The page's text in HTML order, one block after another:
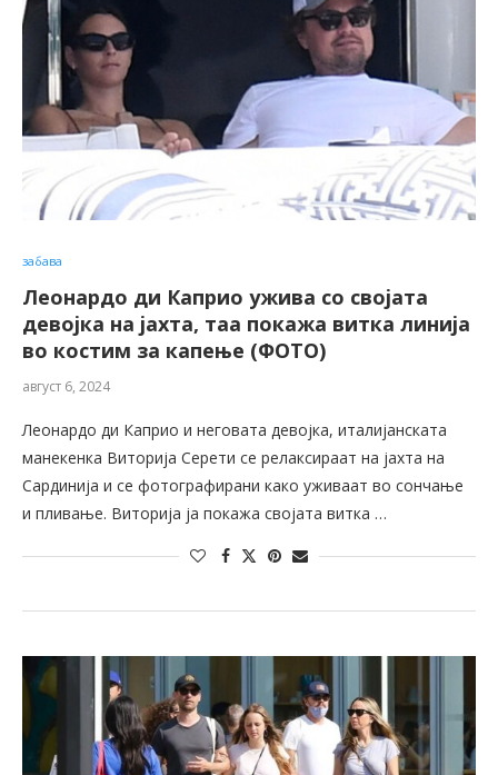
забава
Леонардо ди Каприо ужива со својата
девојка на јахта, таа покажа витка линија
во костим за капење (ФОТО)
август 6, 2024
Леонардо ди Каприо и неговата девојка, италијанската
манекенка Виторија Серети се релаксираат на јахта на
Сардинија и се фотографирани како уживаат во сончање
и пливање. Виторија ја покажа својата витка …